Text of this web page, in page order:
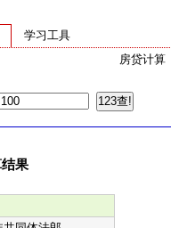
房贷计算
学习工具
果